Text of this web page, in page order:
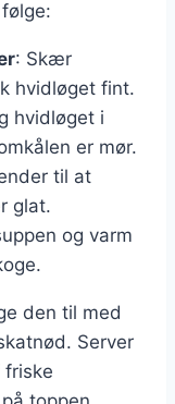
: Skær
hvidløget fint.
hvidløget i
er mør.
til at
glat.
og varm
den til med
Server
friske